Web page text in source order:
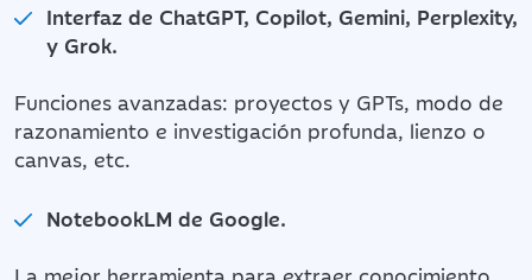
Interfaz de ChatGPT, Copilot, Gemini, Perplexity,
y Grok.
Funciones avanzadas: proyectos y GPTs, modo de
razonamiento e investigación profunda, lienzo o
canvas, etc.
NotebookLM de Google.